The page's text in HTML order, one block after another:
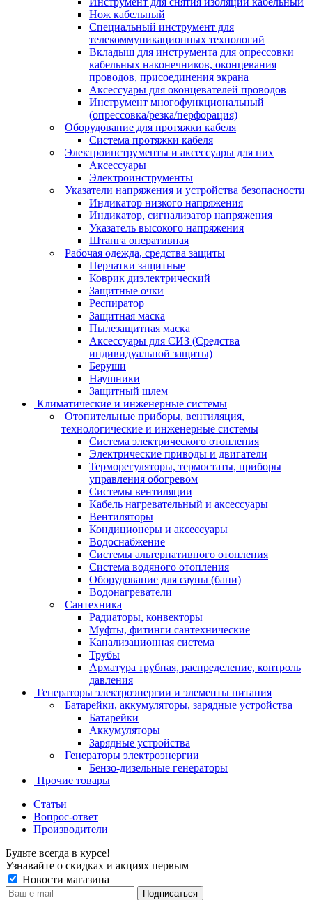
Нож кабельный
Специальный инструмент для
телекоммуникационных технологий
Вкладыш для инструмента для опрессовки
кабельных наконечников, оконцевания
проводов, присоединения экрана
Аксессуары для оконцевателей проводов
Инструмент многофункциональный
(опрессовка/резка/перфорация)
Оборудование для протяжки кабеля
Система протяжки кабеля
Электроинструменты и аксессуары для них
Аксессуары
Электроинструменты
Указатели напряжения и устройства безопасности
Индикатор низкого напряжения
Индикатор, сигнализатор напряжения
Указатель высокого напряжения
Штанга оперативная
Рабочая одежда, средства защиты
Перчатки защитные
Коврик диэлектрический
Защитные очки
Респиратор
Защитная маска
Пылезащитная маска
Аксессуары для СИЗ (Средства
индивидуальной защиты)
Беруши
Наушники
Защитный шлем
Климатические и инженерные системы
Отопительные приборы, вентиляция,
технологические и инженерные системы
Система электрического отопления
Электрические приводы и двигатели
Терморегуляторы, термостаты, приборы
управления обогревом
Системы вентиляции
Кабель нагревательный и аксессуары
Вентиляторы
Кондиционеры и аксессуары
Водоснабжение
Системы альтернативного отопления
Система водяного отопления
Оборудование для сауны (бани)
Водонагреватели
Сантехника
Радиаторы, конвекторы
Муфты, фитинги сантехнические
Канализационная система
Трубы
Арматура трубная, распределение, контроль
давления
Генераторы электроэнергии и элементы питания
Батарейки, аккумуляторы, зарядные устройства
Батарейки
Аккумуляторы
Зарядные устройства
Генераторы электроэнергии
Бензо-дизельные генераторы
Прочие товары
Статьи
Вопрос-ответ
Производители
Будьте всегда в курсе!
Узнавайте о скидках и акциях первым
Новости магазина